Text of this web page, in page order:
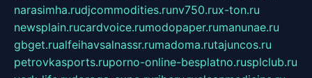
narasimha.rudjcommodities.runv750.rux-ton.ru
newsplain.rucardvoice.rumodopaper.rumanunae.ru
gbget.rualfeihavsalnassr.rumadoma.rutajuncos.ru
petrovkasports.ruporno-online-besplatno.rusplclub.ru